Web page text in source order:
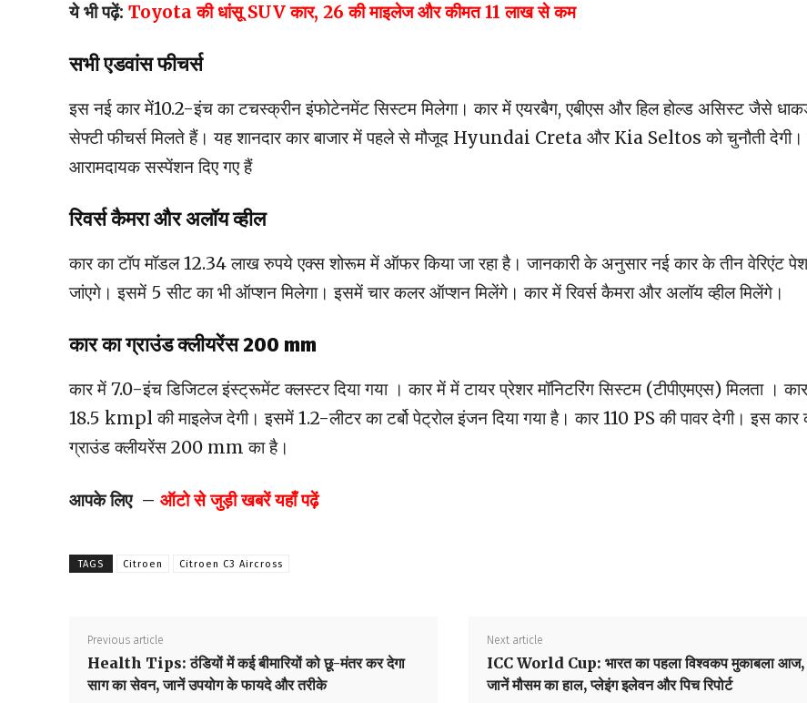
ये भी पढ़ें: Toyota की धांसू SUV कार, 26 की माइलेज और कीमत 11 लाख से कम
सभी एडवांस फीचर्स
इस नई कार में10.2-इंच का टचस्क्रीन इंफोटेनमेंट सिस्टम मिलेगा। कार में एयरबैग, एबीएस और हिल होल्ड असिस्ट जैसे
सेफ्टी फीचर्स मिलते हैं। यह शानदार कार बाजार में पहले से मौजूद Hyundai Creta और Kia Seltos को चुनौती
आरामदायक सस्पेंशन दिए गए हैं
रिवर्स कैमरा और अलॉय व्हील
कार का टॉप मॉडल 12.34 लाख रुपये एक्स शोरूम में ऑफर किया जा रहा है। जानकारी के अनुसार नई कार के तीन वेरिएंट
जांएगे। इसमें 5 सीट का भी ऑप्शन मिलेगा। इसमें चार कलर ऑप्शन मिलेंगे। कार में रिवर्स कैमरा और अलॉय व्हील मिलेंगे।
कार का ग्राउंड क्लीयरेंस 200 mm
कार में 7.0-इंच डिजिटल इंस्ट्रूमेंट क्लस्टर दिया गया । कार में में टायर प्रेशर मॉनिटरिंग सिस्टम (टीपीएमएस) मिलता । कार
18.5 kmpl की माइलेज देगी। इसमें 1.2-लीटर का टर्बो पेट्रोल इंजन दिया गया है। कार 110 PS की पावर देगी। इस कार
ग्राउंड क्लीयरेंस 200 mm का है।
आपके लिए – ऑटो से जुड़ी खबरें यहाँ पढ़ें
TAGS Citroen Citroen C3 Aircross
Previous article
Health Tips: ठंडियों में कई बीमारियों को छू-मंतर कर देगा
साग का सेवन, जानें उपयोग के फायदे और तरीके
Next article
ICC World Cup: भारत का पहला विश्वकप मुकाबला आज,
जानें मौसम का हाल, प्लेइंग इलेवन और पिच रिपोर्ट